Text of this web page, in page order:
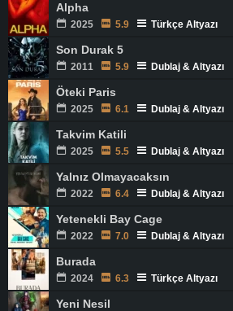
Alpha
2025 5.9 Türkçe Altyazı
Son Durak 5
2011 5.9 Dublaj & Altyazı
Öteki Paris
2025 6.1 Dublaj & Altyazı
Takvim Katili
2025 5.5 Dublaj & Altyazı
Yalnız Olmayacaksın
2022 6.4 Dublaj & Altyazı
Yetenekli Bay Cage
2022 7.0 Dublaj & Altyazı
Burada
2024 6.3 Türkçe Altyazı
Yeni Nesil